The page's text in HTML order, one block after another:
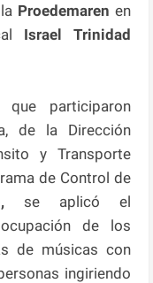
Proedemaren en
Israel Trinidad
participaron
de la Dirección
y Transporte
de Control de
se aplicó el
de los
de músicas con
ingiriendo